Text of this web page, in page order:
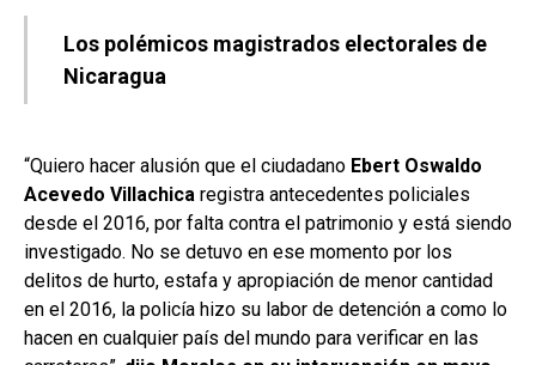
Los polémicos magistrados electorales de
Nicaragua
“Quiero hacer alusión que el ciudadano Ebert Oswaldo
Acevedo Villachica registra antecedentes policiales
desde el 2016, por falta contra el patrimonio y está siendo
investigado. No se detuvo en ese momento por los
delitos de hurto, estafa y apropiación de menor cantidad
en el 2016, la policía hizo su labor de detención a como lo
hacen en cualquier país del mundo para verificar en las